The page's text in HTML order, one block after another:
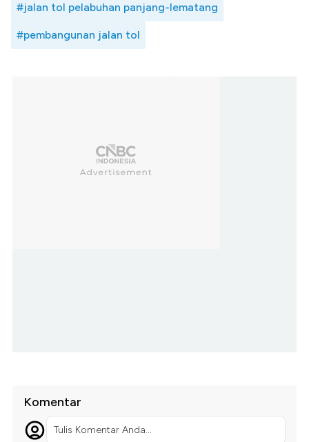
#jalan tol pelabuhan panjang-lematang
#pembangunan jalan tol
Komentar
Tulis Komentar Anda...